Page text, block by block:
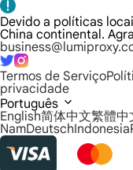
Devido a políticas
China continental.
Termos de Serviço
privacidade
Português
English简体中文繁體中
NamDeutschIndonesia